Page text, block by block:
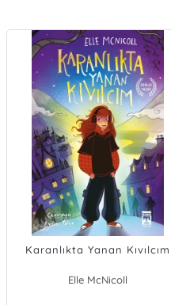
Karanlıkta Yanan Kıvılcım
Elle McNicoll